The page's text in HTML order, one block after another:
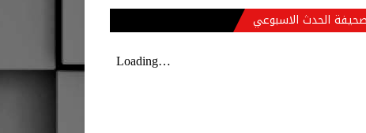
صحيفة الحدث الاسبوعي